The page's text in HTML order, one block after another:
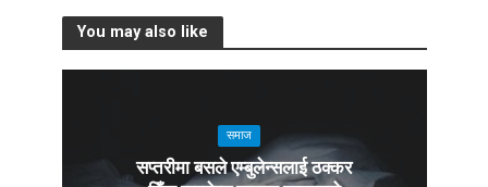
You may also like
समाज
सप्तरीमा बसले एम्बुलेन्सलाई ठक्कर